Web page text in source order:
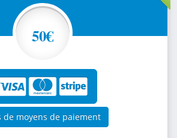
50€
de moyens de paiement